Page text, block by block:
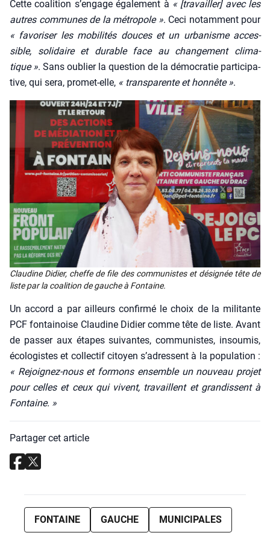
Cette coa­li­tion s’en­gage éga­le­ment à « [tra­vailler] avec les
autres com­munes de la métro­pole ». Ceci notam­ment pour
« favo­ri­ser les mobi­li­tés douces et un urba­nisme acces­
sible, soli­daire et durable face au chan­ge­ment cli­ma­
tique ». Sans oublier la ques­tion de la démo­cra­tie par­ti­ci­pa­
tive, qui sera, pro­met-elle, « trans­pa­rente et hon­nête ».
Clau­dine Didier, cheffe de file des com­mu­nistes et dési­gnée tête de
liste par la coa­li­tion de gauche à Fon­taine.
Un accord a par ailleurs confir­mé le choix de la mili­tante
PCF fon­tai­noise Clau­dine Didier comme tête de liste. Avant
de pas­ser aux étapes sui­vantes, com­mu­nistes, insou­mis,
éco­lo­gistes et col­lec­tif citoyen s’a­dressent à la popu­la­tion :
« Rejoi­gnez-nous et for­mons ensemble un nou­veau pro­jet
pour celles et ceux qui vivent, tra­vaillent et gran­dissent à
Fon­taine. »
Partager cet article
FONTAINE GAUCHE MUNICIPALES